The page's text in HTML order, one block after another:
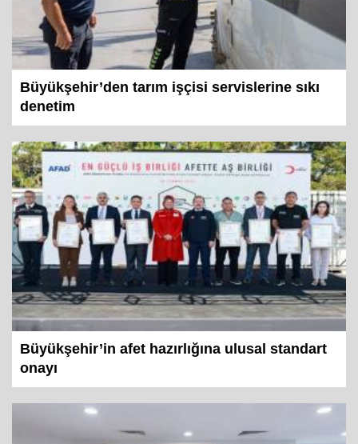
Büyükşehir’den tarım işçisi servislerine sıkı
denetim
Büyükşehir’in afet hazırlığına ulusal standart
onayı